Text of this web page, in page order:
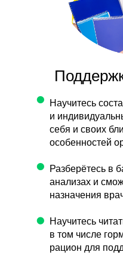
Научитесь
и
себя и своих
особенностей
Разберётесь в
анализах и
назначения
Научитесь
в том числе
рацион для
•
•
•